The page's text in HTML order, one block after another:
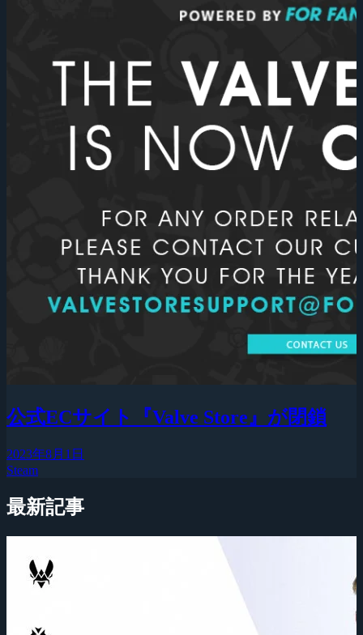
公式ECサイト『Valve Store』が閉鎖
2023年8月1日
Steam
最新記事